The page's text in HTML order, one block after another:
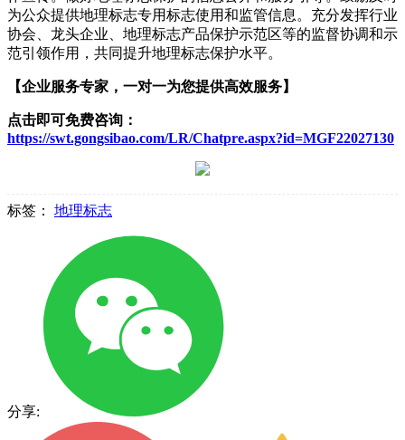
为公众提供地理标志专用标志使用和监管信息。充分发挥行业
协会、龙头企业、地理标志产品保护示范区等的监督协调和示
范引领作用，共同提升地理标志保护水平。
【企业服务专家，一对一为您提供高效服务】
点击即可免费咨询：
https://swt.gongsibao.com/LR/Chatpre.aspx?id=MGF22027130
标签： 地理标志
分享: